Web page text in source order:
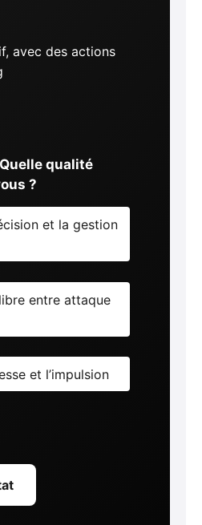
avec des actions
qualité
?
et la gestion
entre attaque
et l’impulsion